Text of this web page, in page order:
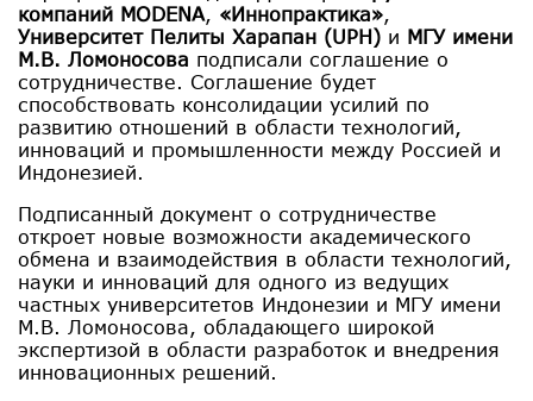
компаний MODENA, «Иннопрактика»,
Университет Пелиты Харапан (UPH) и МГУ имени
М.В. Ломоносова подписали соглашение о
сотрудничестве. Соглашение будет
способствовать консолидации усилий по
развитию отношений в области технологий,
инноваций и промышленности между Россией и
Индонезией.
Подписанный документ о сотрудничестве
откроет новые возможности академического
обмена и взаимодействия в области технологий,
науки и инноваций для одного из ведущих
частных университетов Индонезии и МГУ имени
М.В. Ломоносова, обладающего широкой
экспертизой в области разработок и внедрения
инновационных решений.